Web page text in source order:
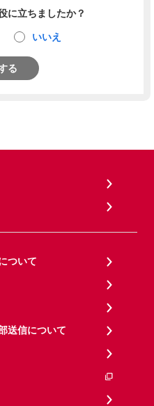
に立ちましたか？
いいえ
る
ついて
送信について